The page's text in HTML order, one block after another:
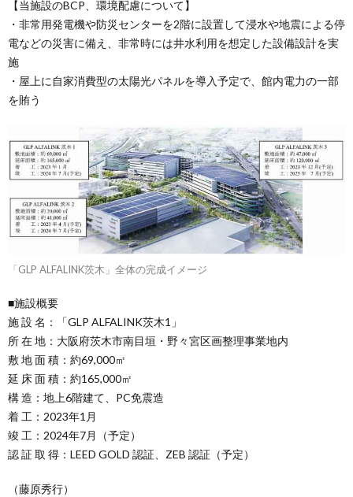
【当施設のBCP、環境配慮について】
・非常用発電機や防災センターを2階に設置して浸水や地震による停
電などの災害に備え、非常時には井水利用を想定した設備設計を実
施
・屋上に自家消費型の太陽光パネルを導入予定で、館内電力の一部
を賄う
「GLP ALFALINK茨木」全体の完成イメージ
■施設概要
施 設 名：「GLP ALFALINK茨木1」
所 在 地：大阪府茨木市南目垣・野々宮区画整理事業地内
敷 地 面 積：約69,000㎡
延 床 面 積：約165,000㎡
構 造：地上6階建て、PC免震造
着 工：2023年1月
竣 工：2024年7月（予定）
認 証 取 得：LEED GOLD 認証、ZEB 認証（予定）
（藤原秀行）